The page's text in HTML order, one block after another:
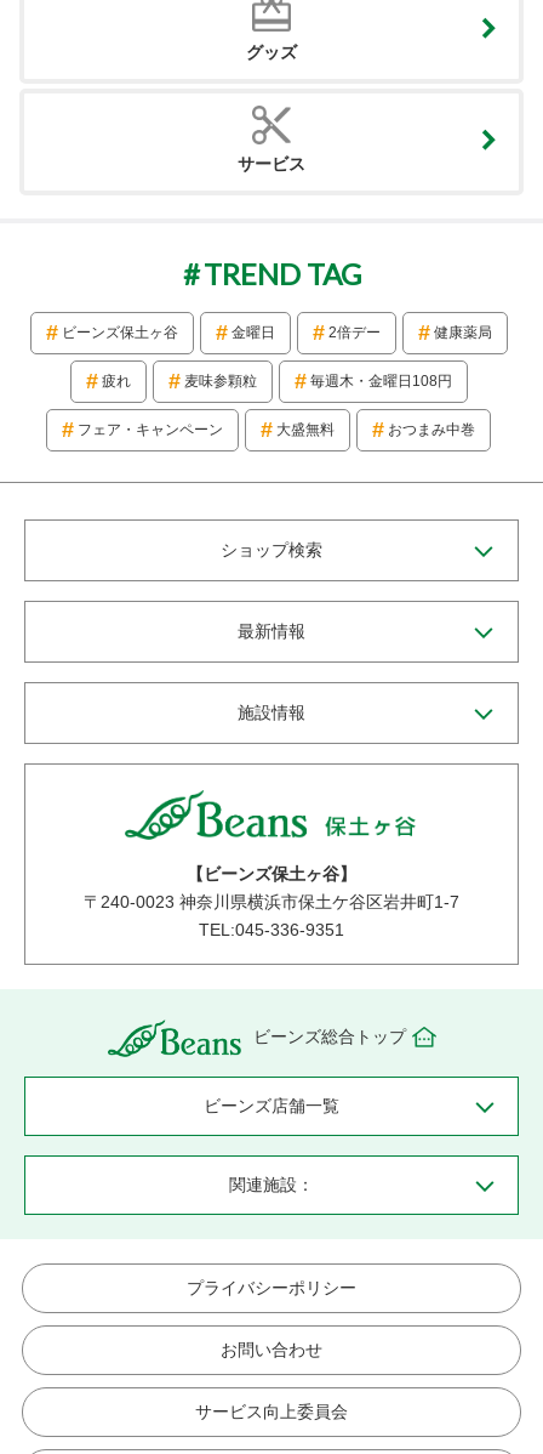
グッズ
サービス
TREND TAG
ビーンズ保土ヶ谷 金曜日 2倍デー 健康薬局
疲れ 麦味参顆粒 毎週木・金曜日108円
フェア・キャンペーン 大盛無料 おつまみ中巻
ショップ検索
最新情報
施設情報
【ビーンズ保土ヶ谷】
〒 240-0023 神奈川県横浜市保土ケ谷区岩井町1-7
TEL:045-336-9351
ビーンズ総合トップ
ビーンズ店舗一覧
関連施設：
プライバシーポリシー
お問い合わせ
サービス向上委員会